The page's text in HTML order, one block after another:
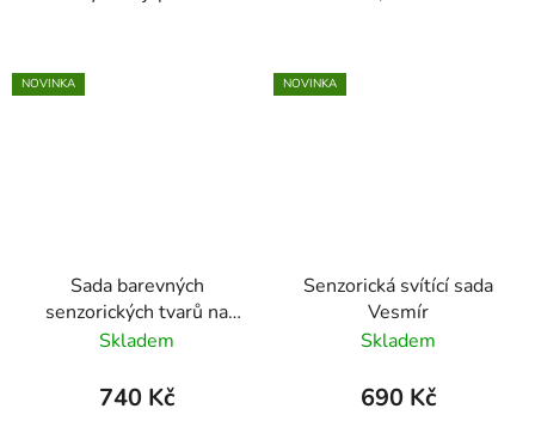
NOVINKA
Sada barevných
senzorických tvarů na
třídění - Domečky (72
Skladem
740 Kč
NOVINKA
Senzorická svítící sada
Vesmír
Skladem
690 Kč